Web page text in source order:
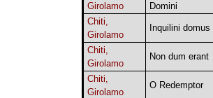
Girolamo
Domini
Chiti,
Girolamo
Inquilini domus
Chiti,
Girolamo
Non dum erant
Chiti,
Girolamo
O Redemptor